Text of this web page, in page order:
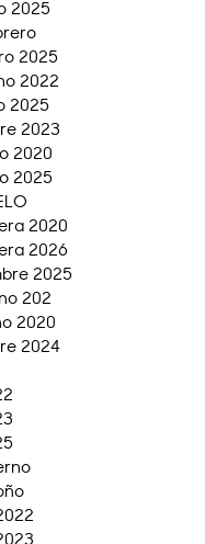
2025
2025
2022
2025
2023
2020
2025
2020
2026
2025
202
2020
2024